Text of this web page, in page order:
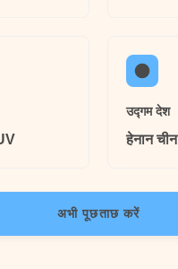
उद्गम देश
हेनान चीन
अभी पूछताछ करें